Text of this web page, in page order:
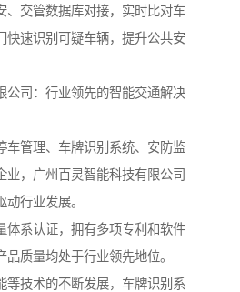
、交管数据库对接，实时比对车
快速识别可疑车辆，提升公共安
公司：行业领先的智能交通解决
车管理、车牌识别系统、安防监
业，广州百灵智能科技有限公司
行业发展。
体系认证，拥有多项专利和软件
质量均处于行业领先地位。
等技术的不断发展，车牌识别系